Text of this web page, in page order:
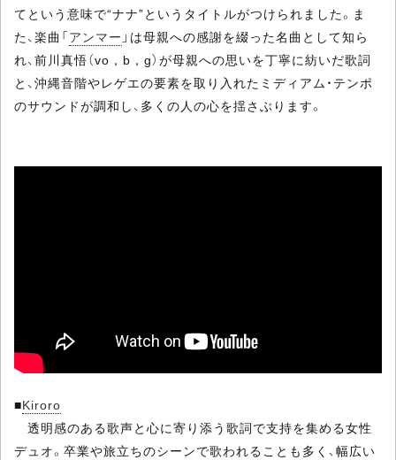
てという意味で“ナナ”というタイトルがつけられました。ま
た、楽曲「アンマー 」は母親への感謝を綴った名曲として知ら
れ、前川真悟（vo，b，g）が母親への思いを丁寧に紡いだ歌詞
と、沖縄音階やレゲエの要素を取り入れたミディアム・テンポ
のサウンドが調和し、多くの人の心を揺さぶります。
■Kiroro
透明感のある歌声と心に寄り添う歌詞で支持を集める女性
デュオ。卒業や旅立ちのシーンで歌われることも多く、幅広い